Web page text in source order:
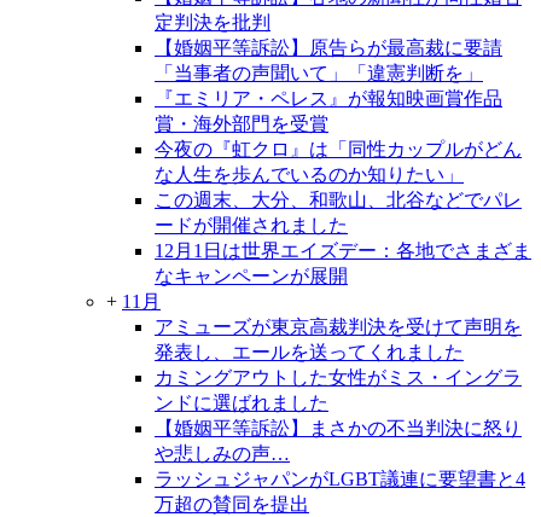
定判決を批判
【婚姻平等訴訟】原告らが最高裁に要請
「当事者の声聞いて」「違憲判断を」
『エミリア・ペレス』が報知映画賞作品
賞・海外部門を受賞
今夜の『虹クロ』は「同性カップルがどん
な人生を歩んでいるのか知りたい」
この週末、大分、和歌山、北谷などでパレ
ードが開催されました
12月1日は世界エイズデー：各地でさまざま
なキャンペーンが展開
+ 11月
アミューズが東京高裁判決を受けて声明を
発表し、エールを送ってくれました
カミングアウトした女性がミス・イングラ
ンドに選ばれました
【婚姻平等訴訟】まさかの不当判決に怒り
や悲しみの声…
ラッシュジャパンがLGBT議連に要望書と4
万超の賛同を提出